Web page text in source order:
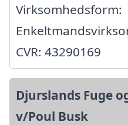
Virksomhedsform:
CVR: 43290169
Djurslands Fuge
v/Poul Busk